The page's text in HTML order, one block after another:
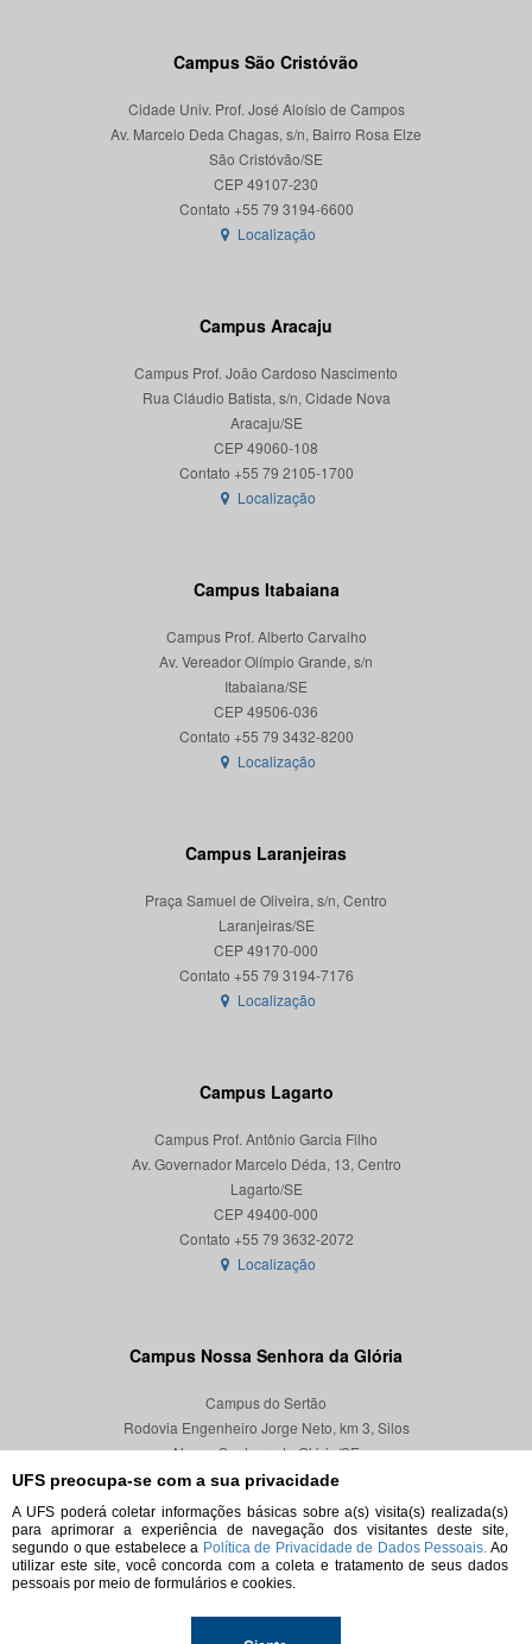
UFS preocupa-se com a sua privacidade
A UFS poderá coletar informações básicas sobre a(s) visita(s) realizada(s)
para aprimorar a experiência de navegação dos visitantes deste site,
segundo o que estabelece a Política de Privacidade de Dados Pessoais. Ao
utilizar este site, você concorda com a coleta e tratamento de seus dados
pessoais por meio de formulários e cookies.
Campus São Cristóvão
Cidade Univ. Prof. José Aloísio de Campos
Av. Marcelo Deda Chagas, s/n, Bairro Rosa Elze
São Cristóvão/SE
CEP 49107-230
Localização
Campus Aracaju
Campus Prof. João Cardoso Nascimento
Rua Cláudio Batista, s/n, Cidade Nova
Aracaju/SE
CEP 49060-108
Localização
Campus Itabaiana
Campus Prof. Alberto Carvalho
Av. Vereador Olímpio Grande, s/n
Itabaiana/SE
CEP 49506-036
Localização
Campus Laranjeiras
Praça Samuel de Oliveira, s/n, Centro
Laranjeiras/SE
CEP 49170-000
Localização
Campus Lagarto
Campus Prof. Antônio Garcia Filho
Av. Governador Marcelo Déda, 13, Centro
Lagarto/SE
CEP 49400-000
Localização
Campus Nossa Senhora da Glória
Campus do Sertão
Rodovia Engenheiro Jorge Neto, km 3, Silos
Nossa Senhora da Glória/SE
CEP 49680-000
Localização